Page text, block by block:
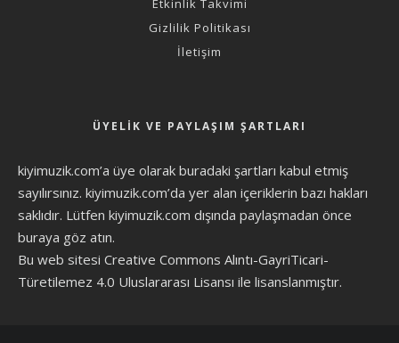
Etkinlik Takvimi
Gizlilik Politikası
İletişim
ÜYELIK VE PAYLAŞIM ŞARTLARI
kiyimuzik.com’a üye olarak buradaki şartları kabul etmiş
sayılırsınız. kiyimuzik.com’da yer alan içeriklerin bazı hakları
saklıdır. Lütfen kiyimuzik.com dışında paylaşmadan önce
buraya göz atın.
Bu web sitesi Creative Commons Alıntı-GayriTicari-
Türetilemez 4.0 Uluslararası Lisansı ile lisanslanmıştır.